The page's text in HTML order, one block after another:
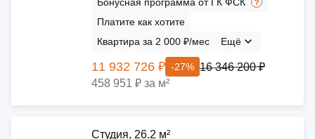
Платите как хотите
Квартира за 2 000 ₽/мес
Ещё
11 932 726 ₽ -27% 16 346 200 ₽
458 951 ₽ за м²
Cтудия, 26.2 м²